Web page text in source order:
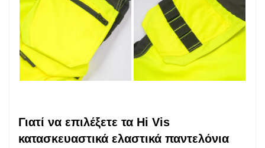
Γιατί να επιλέξετε τα Hi Vis
κατασκευαστικά ελαστικά παντελόνια